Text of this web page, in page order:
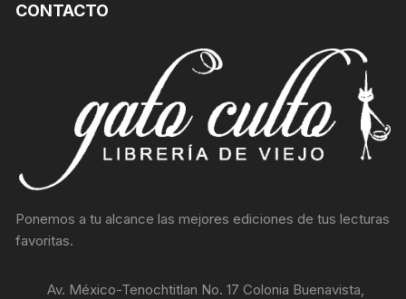
CONTACTO
Ponemos a tu alcance las mejores ediciones de tus lecturas
favoritas.
Av. México-Tenochtitlan No. 17 Colonia Buenavista,